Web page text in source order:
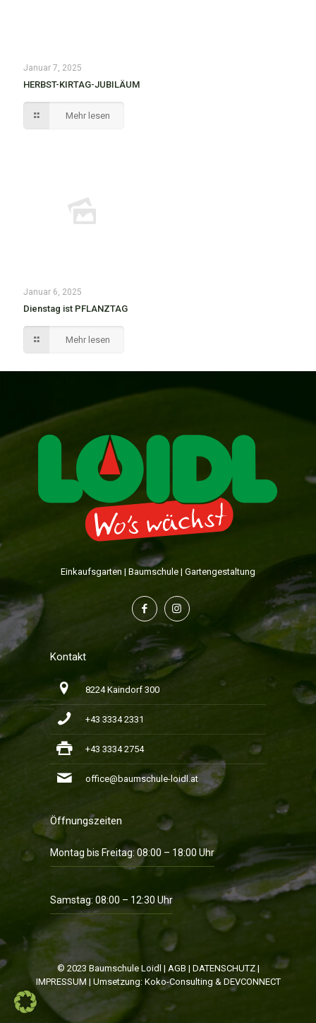
Januar 7, 2025
HERBST-KIRTAG-JUBILÄUM
Mehr lesen
Januar 6, 2025
Dienstag ist PFLANZTAG
Mehr lesen
Einkaufsgarten | Baumschule | Gartengestaltung
Kontakt
8224 Kaindorf 300
+43 3334 2331
+43 3334 2754
office@baumschule-loidl.at
Öffnungszeiten
Montag bis Freitag: 08:00 – 18:00 Uhr
Samstag: 08:00 – 12:30 Uhr
© 2023 Baumschule Loidl | AGB | DATENSCHUTZ|
IMPRESSUM | Umsetzung: Koko-Consulting & DEVCONNECT